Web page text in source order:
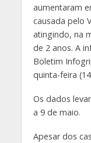
aumentaram
causada pelo
atingindo, na
de 2 anos. A
Boletim
quinta-feira
Os dados
a 9 de maio.
Apesar dos